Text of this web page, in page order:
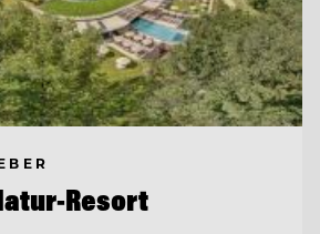
Resort